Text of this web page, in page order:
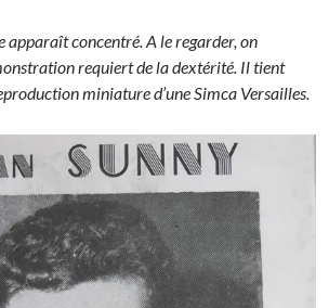
apparaît concentré. A le regarder, on
requiert de la dextérité. Il tient
miniature d’une Simca Versailles.